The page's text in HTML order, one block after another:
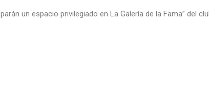
un espacio privilegiado en La Galería de la Fama” del